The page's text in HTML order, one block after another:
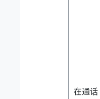
在通话